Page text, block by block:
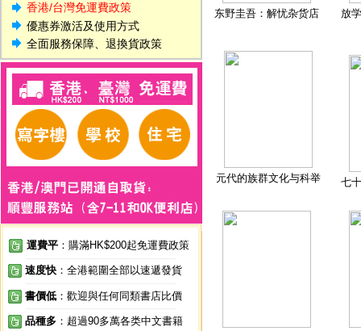
香港/台灣免運費政策
優惠券激活及使用方式
全面服務保障、退換貨政策
運費平 ：購滿HK$200起免運費政策
速度快 ：全港範圍全部以速遞發貨
書價低 ：歡迎與任何同類書店比價
品種多 ：超過90多萬各类中文書籍
东野圭吾：解忧杂货店 放
元代的族群文化与科举 七